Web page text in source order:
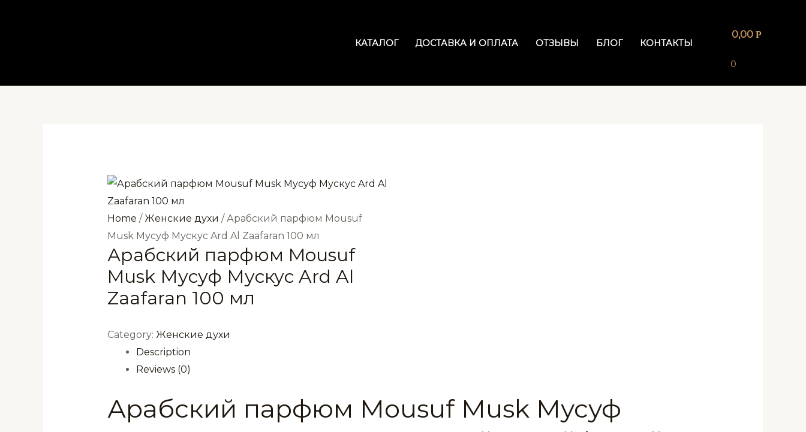
КАТАЛОГ ДОСТАВКА И ОПЛАТА ОТЗЫВЫ БЛОГ КОНТАКТЫ
0,00 Р
0
Home / Женские духи / Арабский парфюм Mousuf
Musk Мусуф Мускус Ard Al Zaafaran 100 мл
Арабский парфюм Mousuf
Musk Мусуф Мускус Ard Al
Zaafaran 100 мл
Category: Женские духи
Description
Reviews (0)
Арабский парфюм Mousuf Musk Мусуф